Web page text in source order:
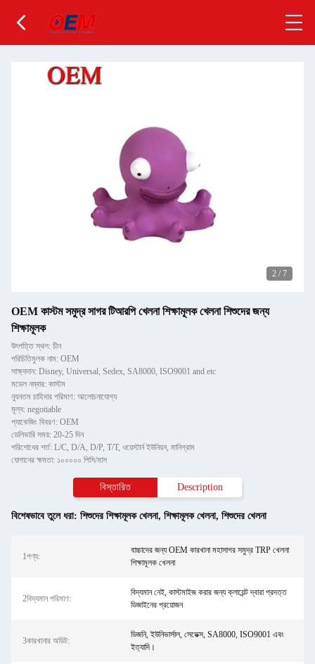
2 / 7
OEM কাস্টম সমুদ্র সাগর টিআরপি খেলনা শিক্ষামূলক খেলনা শিশুদের জন্য
শিক্ষামূলক
উৎপত্তি স্থল: চীন
পরিচিতিমুলক নাম: OEM
সাক্ষ্যদান: Disney, Universal, Sedex, SA8000, ISO9001 and etc
মডেল নম্বার: কাস্টম
ন্যূনতম চাহিদার পরিমাণ: আলোচনাযোগ্য
মূল্য: negotiable
প্যাকেজিং বিবরণ: OEM
ডেলিভারি সময়: 20-25 দিন
পরিশোধের শর্ত: L/C, D/A, D/P, T/T, ওয়েস্টার্ন ইউনিয়ন, মানিগ্রাম
যোগানের ক্ষমতা: ১০০০০০ পিসি/মাস
বিস্তারিত Description
বিশেষভাবে তুলে ধরা: শিশুদের শিক্ষামূলক খেলনা, শিক্ষামূলক খেলনা, শিশুদের খেলনা
1পণ্য:
বাচ্চাদের জন্য OEM কারখানা মহাসাগর সমুদ্র TRP খেলনা
শিক্ষামূলক খেলনা
2বিদ্যমান পরিমাণ:
বিদ্যমান নেই, কাস্টমাইজ করার জন্য ক্লায়েন্ট দ্বারা প্রদত্ত
ডিজাইনের প্রয়োজন
3কারখানার অডিট:
ডিজনি, ইউনিভার্সাল, সেডেক্স, SA8000, ISO9001 এবং
ইত্যাদি।